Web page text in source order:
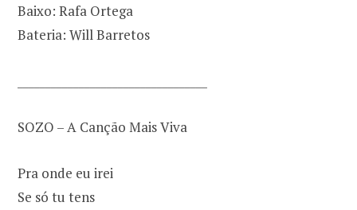
Baixo: Rafa Ortega
Bateria: Will Barretos
SOZO – A Canção Mais Viva
Pra onde eu irei
Se só tu tens